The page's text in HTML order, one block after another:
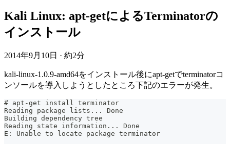
Kali Linux: apt-getによるTerminatorの
インストール
2014年9月10日 · 約2分
kali-linux-1.0.9-amd64をインストール後にapt-getでterminatorコ
ンソールを導入しようとしたところ下記のエラーが発生。
# apt-get install terminator
Reading package lists... Done
Building dependency tree
Reading state information... Done
E: Unable to locate package terminator